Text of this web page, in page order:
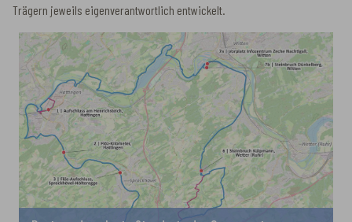
Trägern jeweils eigenverantwortlich entwickelt.